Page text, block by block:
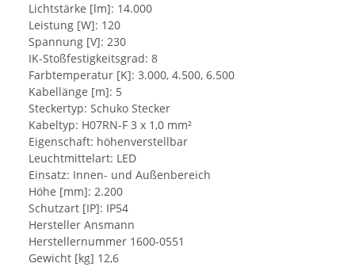
Lichtstärke [lm]: 14.000
Leistung [W]: 120
Spannung [V]: 230
IK-Stoßfestigkeitsgrad: 8
Farbtemperatur [K]: 3.000, 4.500, 6.500
Kabellänge [m]: 5
Steckertyp: Schuko Stecker
Kabeltyp: H07RN-F 3 x 1,0 mm²
Eigenschaft: höhenverstellbar
Leuchtmittelart: LED
Einsatz: Innen- und Außenbereich
Höhe [mm]: 2.200
Schutzart [IP]: IP54
Hersteller Ansmann
Herstellernummer 1600-0551
Gewicht [kg] 12,6